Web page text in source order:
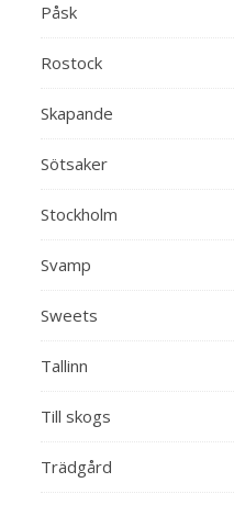
Påsk
Rostock
Skapande
Sötsaker
Stockholm
Svamp
Sweets
Tallinn
Till skogs
Trädgård